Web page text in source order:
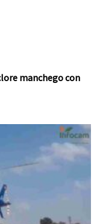
manchego con